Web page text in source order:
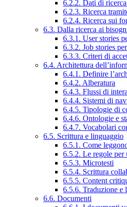
6.2.2. Dati di
6.2.3. Ricerca
6.2.4. Ricerca sui
6.3. Dalla ricerca ai
6.3.1. User stories
6.3.2. Job stories
6.3.3. Criteri di
6.4. Architettura
6.4.1. Definire
6.4.2. Alberatura
6.4.3. Flussi di
6.4.4. Sistemi di
6.4.5. Tipologie di
6.4.6. Ontologie e
6.4.7. Vocabolari
6.5. Scrittura e linguaggio
6.5.1. Come
6.5.2. Le regole per
6.5.3. Microtesti
6.5.4. Scrittura
6.5.5. Content
6.5.6. Traduzione e
6.6. Documenti